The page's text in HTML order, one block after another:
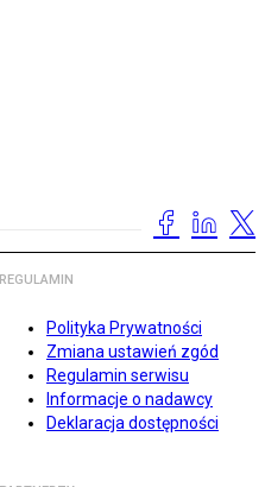
REGULAMIN
Polityka Prywatności
Zmiana ustawień zgód
Regulamin serwisu
Informacje o nadawcy
Deklaracja dostępności